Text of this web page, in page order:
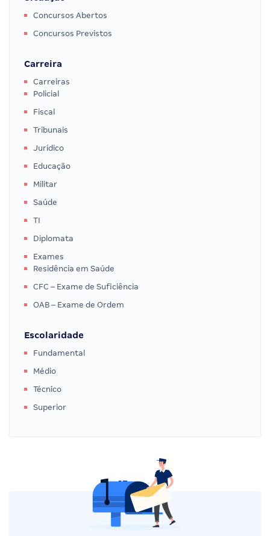
Concursos Abertos
Concursos Previstos
Carreira
Carreiras
Policial
Fiscal
Tribunais
Jurídico
Educação
Militar
Saúde
TI
Diplomata
Exames
Residência em Saúde
CFC – Exame de Suficiência
OAB – Exame de Ordem
Escolaridade
Fundamental
Médio
Técnico
Superior